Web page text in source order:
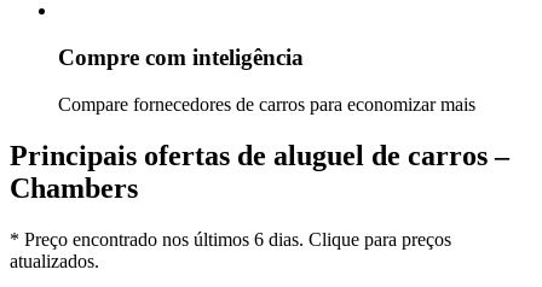
Compre com inteligência
Compare fornecedores de carros para economizar mais
Principais ofertas de aluguel de carros –
Chambers
* Preço encontrado nos últimos 6 dias. Clique para preços
atualizados.